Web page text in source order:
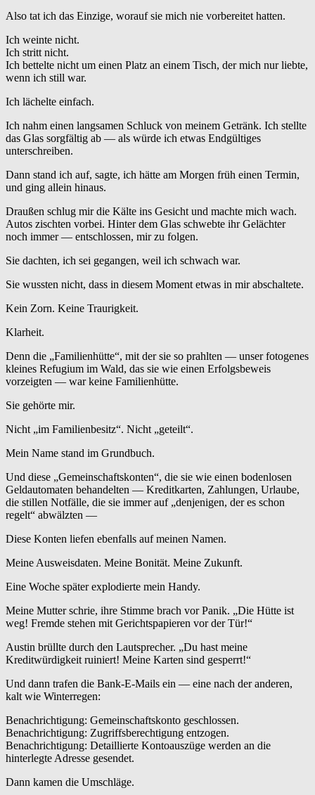
Also tat ich das Einzige, worauf sie mich nie vorbereitet hatten.
Ich weinte nicht.
Ich stritt nicht.
Ich bettelte nicht um einen Platz an einem Tisch, der mich nur liebte,
wenn ich still war.
Ich lächelte einfach.
Ich nahm einen langsamen Schluck von meinem Getränk. Ich stellte
das Glas sorgfältig ab — als würde ich etwas Endgültiges
unterschreiben.
Dann stand ich auf, sagte, ich hätte am Morgen früh einen Termin,
und ging allein hinaus.
Draußen schlug mir die Kälte ins Gesicht und machte mich wach.
Autos zischten vorbei. Hinter dem Glas schwebte ihr Gelächter
noch immer — entschlossen, mir zu folgen.
Sie dachten, ich sei gegangen, weil ich schwach war.
Sie wussten nicht, dass in diesem Moment etwas in mir abschaltete.
Kein Zorn. Keine Traurigkeit.
Klarheit.
Denn die „Familienhütte“, mit der sie so prahlten — unser fotogenes
kleines Refugium im Wald, das sie wie einen Erfolgsbeweis
vorzeigten — war keine Familienhütte.
Sie gehörte mir.
Nicht „im Familienbesitz“. Nicht „geteilt“.
Mein Name stand im Grundbuch.
Und diese „Gemeinschaftskonten“, die sie wie einen bodenlosen
Geldautomaten behandelten — Kreditkarten, Zahlungen, Urlaube,
die stillen Notfälle, die sie immer auf „denjenigen, der es schon
regelt“ abwälzten —
Diese Konten liefen ebenfalls auf meinen Namen.
Meine Ausweisdaten. Meine Bonität. Meine Zukunft.
Eine Woche später explodierte mein Handy.
Meine Mutter schrie, ihre Stimme brach vor Panik. „Die Hütte ist
weg! Fremde stehen mit Gerichtspapieren vor der Tür!“
Austin brüllte durch den Lautsprecher. „Du hast meine
Kreditwürdigkeit ruiniert! Meine Karten sind gesperrt!“
Und dann trafen die Bank-E-Mails ein — eine nach der anderen,
kalt wie Winterregen:
Benachrichtigung: Gemeinschaftskonto geschlossen.
Benachrichtigung: Zugriffsberechtigung entzogen.
Benachrichtigung: Detaillierte Kontoauszüge werden an die
hinterlegte Adresse gesendet.
Dann kamen die Umschläge.